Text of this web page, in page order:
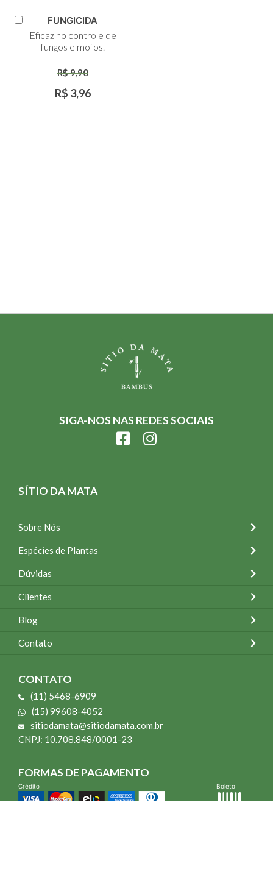
Carrinho
FUNGICIDA
Eficaz no controle de
fungos e mofos.
R$ 9,90
R$ 3,96
SIGA-NOS NAS REDES SOCIAIS
SÍTIO DA MATA
Sobre Nós
Espécies de Plantas
Dúvidas
Clientes
Blog
Contato
CONTATO
(11) 5468-6909
(15) 99608-4052
sitiodamata@sitiodamata.com.br
CNPJ: 10.708.848/0001-23
FORMAS DE PAGAMENTO
Crédito Boleto